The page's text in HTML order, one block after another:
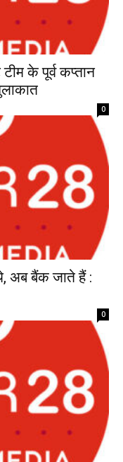
के पूर्व कप्तान
0
अब बैंक जाते हैं :
0